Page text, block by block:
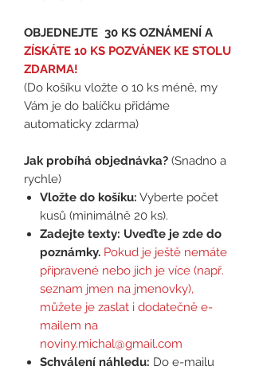
OBJEDNEJTE 30 KS OZNÁMENÍ A
ZÍSKÁTE 10 KS POZVÁNEK KE STOLU
ZDARMA!
(Do košíku vložte o 10 ks méně, my
Vám je do balíčku přidáme
automaticky zdarma)
Jak probíhá objednávka? (Snadno a
rychle)
Vložte do košíku: Vyberte počet
kusů (minimálně 20 ks).
Zadejte texty: Uveďte je zde do
poznámky. Pokud je ještě nemáte
připravené nebo jich je více (např.
seznam jmen na jmenovky),
můžete je zaslat i dodatečně e-
mailem na
noviny.michal@gmail.com
Schválení náhledu: Do e-mailu